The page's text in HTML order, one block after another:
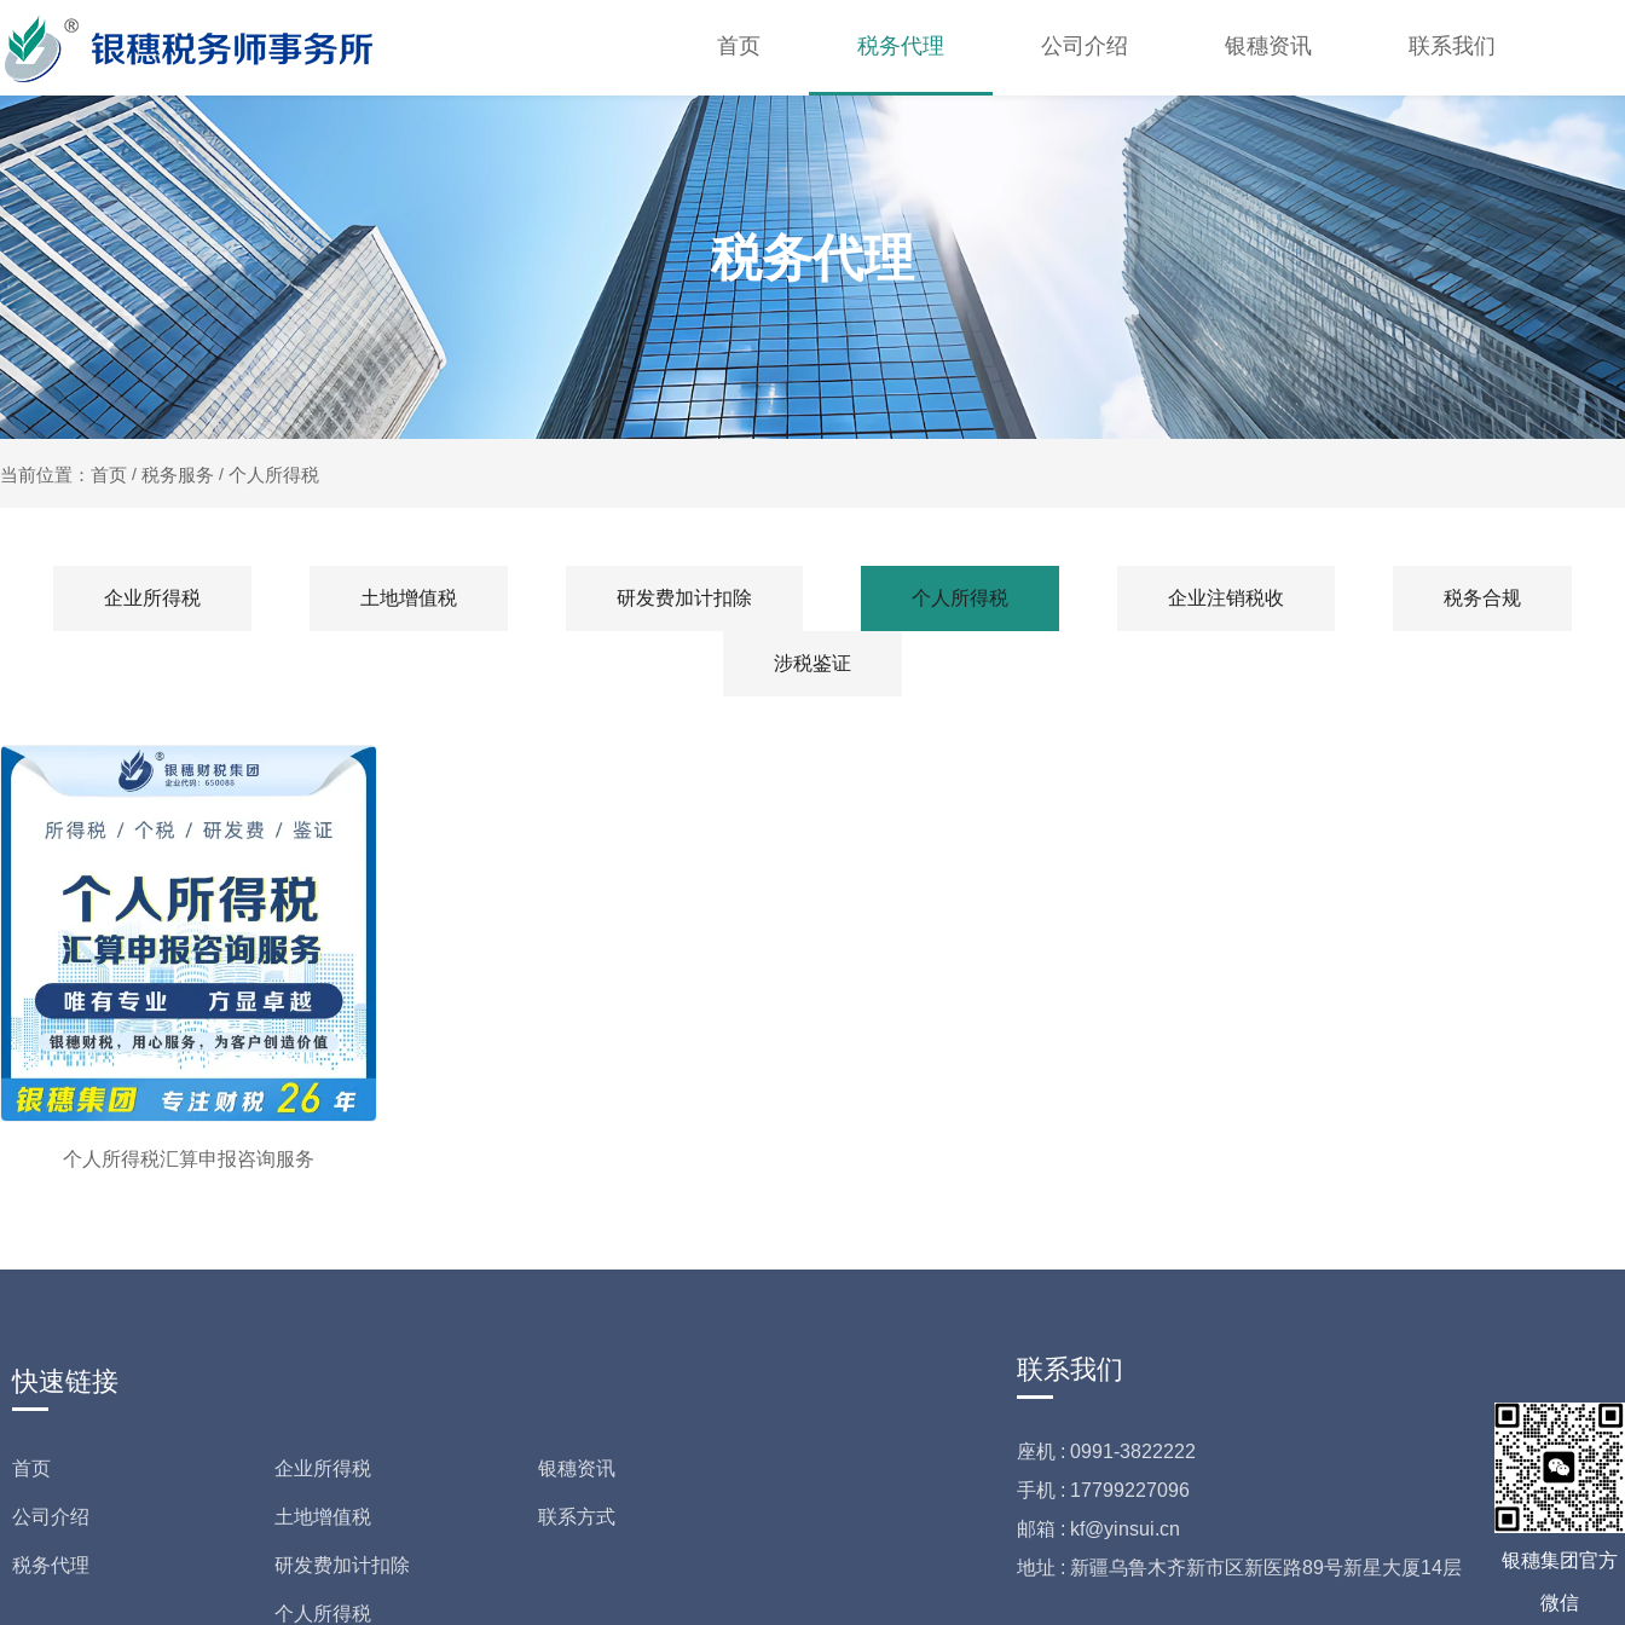
首页 税务代理 公司介绍 银穗资讯 联系我们
税务代理
当前位置：首页 / 税务服务 / 个人所得税
企业所得税 土地增值税 研发费加计扣除 个人所得税 企业注销税收 税务合规
涉税鉴证
个人所得税汇算申报咨询服务
快速链接
首页
公司介绍
税务代理
企业所得税
土地增值税
研发费加计扣除
个人所得税
银穗资讯
联系方式
联系我们
座机 :0991-3822222
手机 : 17799227096
邮箱 : kf@yinsui.cn
地址 : 新疆乌鲁木齐新市区新医路89号新星大厦14层
银穗集团官方
微信